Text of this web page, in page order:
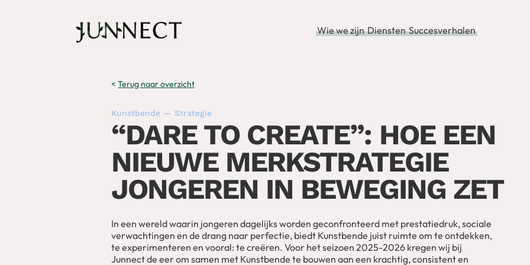
Wie we zijn Diensten Succesverhalen
<Terug naar overzicht
Kunstbende — Strategie
“DARE TO CREATE”: HOE EEN
NIEUWE MERKSTRATEGIE
JONGEREN IN BEWEGING ZET
In een wereld waarin jongeren dagelijks worden geconfronteerd met prestatiedruk, sociale
verwachtingen en de drang naar perfectie, biedt Kunstbende juist ruimte om te ontdekken,
te experimenteren en vooral: te creëren. Voor het seizoen 2025-2026 kregen wij bij
Junnect de eer om samen met Kunstbende te bouwen aan een krachtig, consistent en